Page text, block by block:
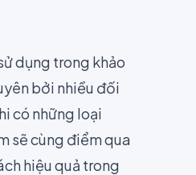
dụng trong khảo
bởi nhiều đối
có những loại
sẽ cùng điểm qua
hiệu quả trong